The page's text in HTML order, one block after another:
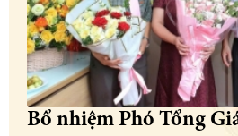
Bổ nhiệm Phó Tổng